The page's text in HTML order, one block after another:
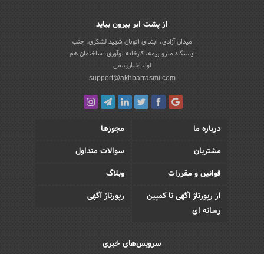
از پشت ابر بیرون بیاید
میدان آزادی، ابتدای اتوبان شهید لشکری، جنب
ایستگاه مترو بیمه، کارخانه نوآوری، ساختمان هم
آوا، اخباررسمی
support@akhbarrasmi.com
درباره ما
مجوزها
مشتریان
سوالات متداول
قوانین و مقررات
وبلاگ
از رپورتاژ آگهی تا کمپین
رسانه ای
رپورتاژ آگهی
سرویس‌های خبری